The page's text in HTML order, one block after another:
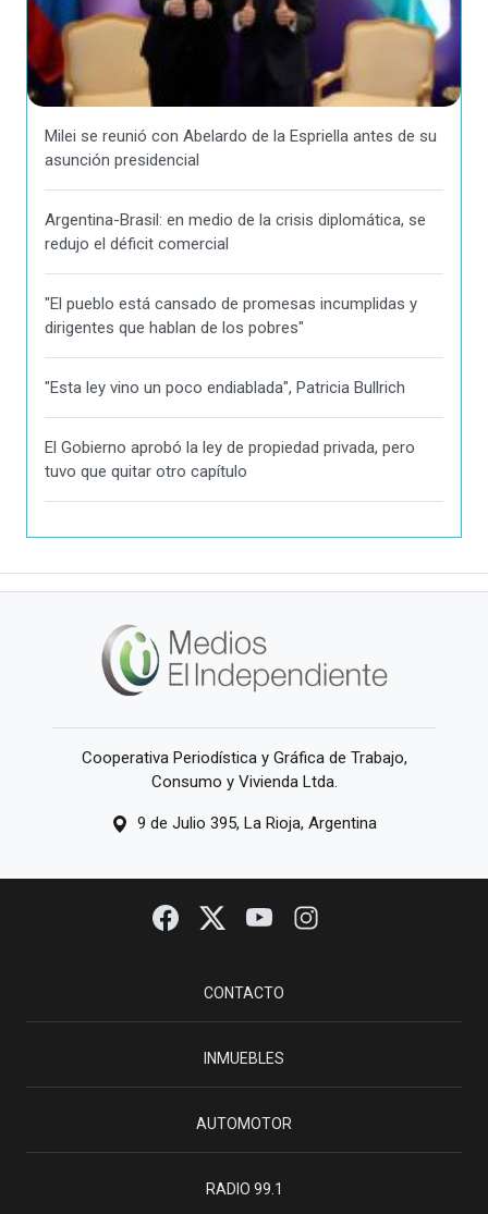
Milei se reunió con Abelardo de la Espriella antes de su
asunción presidencial
Argentina-Brasil: en medio de la crisis diplomática, se
redujo el déficit comercial
"El pueblo está cansado de promesas incumplidas y
dirigentes que hablan de los pobres"
"Esta ley vino un poco endiablada", Patricia Bullrich
El Gobierno aprobó la ley de propiedad privada, pero
tuvo que quitar otro capítulo
Cooperativa Periodística y Gráfica de Trabajo,
Consumo y Vivienda Ltda.
9 de Julio 395, La Rioja, Argentina
CONTACTO
INMUEBLES
AUTOMOTOR
RADIO 99.1